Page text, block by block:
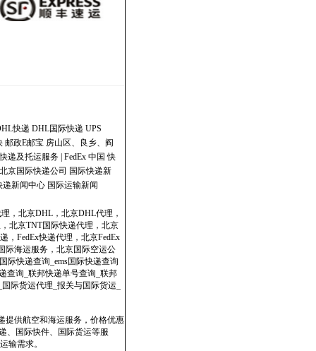
快递 DHL国际快递 UPS
邮政E邮宝 房山区、良乡、阎
快递及托运服务 | FedEx 中国 快
北京国际快递公司 国际快递新
递新闻中心 国际运输新闻
，北京DHL，北京DHL代理，
北京TNT国际快递代理，北京
，FedEx快递代理，北京FedEx
际海运服务，北京国际空运公
际快递查询_ems国际快递查询
查询_联邦快递单号查询_联邦
际货运代理_报关与国际货运_
提供航空和海运服务，价格优惠
、国际快件、国际货运等服
输需求。